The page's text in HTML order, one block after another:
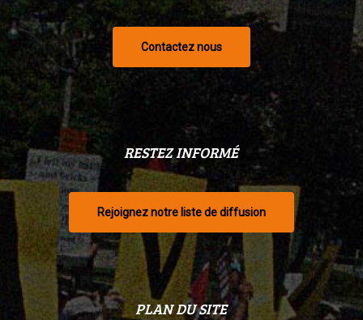
Contactez nous
RESTEZ INFORMÉ
Rejoignez notre liste de diffusion
PLAN DU SITE